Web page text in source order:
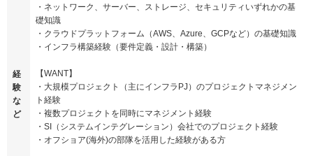
経
験
な
ど
・ネットワーク、サーバー、ストレージ、セキュリティいずれかの基
礎知識
・クラウドプラットフォーム（AWS、Azure、GCPなど）の基礎知識
・インフラ構築経験（要件定義・設計・構築）
【WANT】
・大規模プロジェクト（主にインフラPJ）のプロジェクトマネジメン
ト経験
・複数プロジェクトを同時にマネジメント経験
・SI（システムインテグレーション）会社でのプロジェクト経験
・オフショア(海外)の部隊を活用した経験がある方